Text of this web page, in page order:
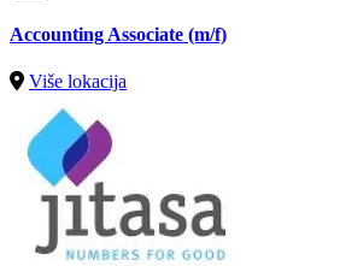
Accounting Associate (m/f)
Više lokacija